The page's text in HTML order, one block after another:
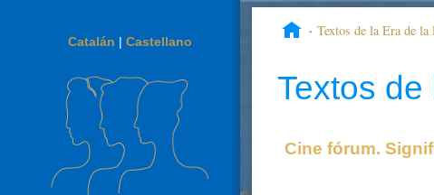
Catalán | Castellano
Textos de la Era de la
Textos
Cine fórum.